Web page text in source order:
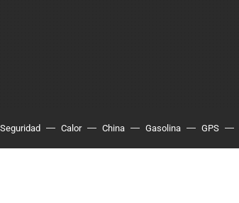
Seguridad Calor China Gasolina GPS